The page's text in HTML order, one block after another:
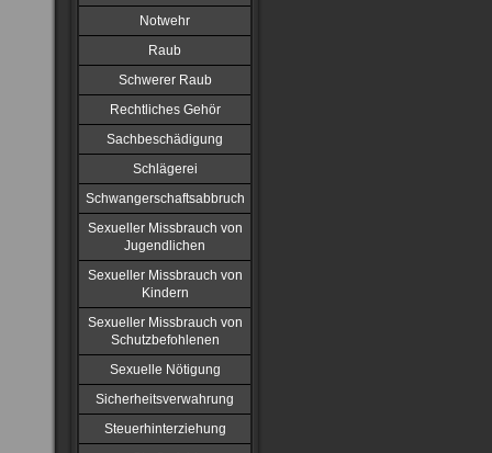
Notwehr
Raub
Schwerer Raub
Rechtliches Gehör
Sachbeschädigung
Schlägerei
Schwangerschaftsabbruch
Sexueller Missbrauch von
Jugendlichen
Sexueller Missbrauch von
Kindern
Sexueller Missbrauch von
Schutzbefohlenen
Sexuelle Nötigung
Sicherheitsverwahrung
Steuerhinterziehung